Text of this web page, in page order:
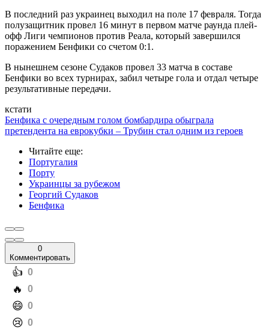
В последний раз украинец выходил на поле 17 февраля. Тогда
полузащитник провел 16 минут в первом матче раунда плей-
офф Лиги чемпионов против Реала, который завершился
поражением Бенфики со счетом 0:1.
В нынешнем сезоне Судаков провел 33 матча в составе
Бенфики во всех турнирах, забил четыре гола и отдал четыре
результативные передачи.
кстати
Бенфика с очередным голом бомбардира обыграла
претендента на еврокубки – Трубин стал одним из героев
Читайте еще:
Португалия
Порту
Украинцы за рубежом
Георгий Судаков
Бенфика
0
Комментировать
️👍 0
️🔥 0
️😄 0
️😢 0